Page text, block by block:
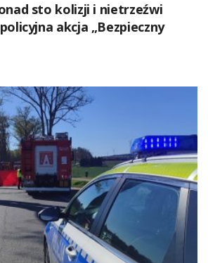
sto kolizji i nietrzeźwi
akcja „Bezpieczny